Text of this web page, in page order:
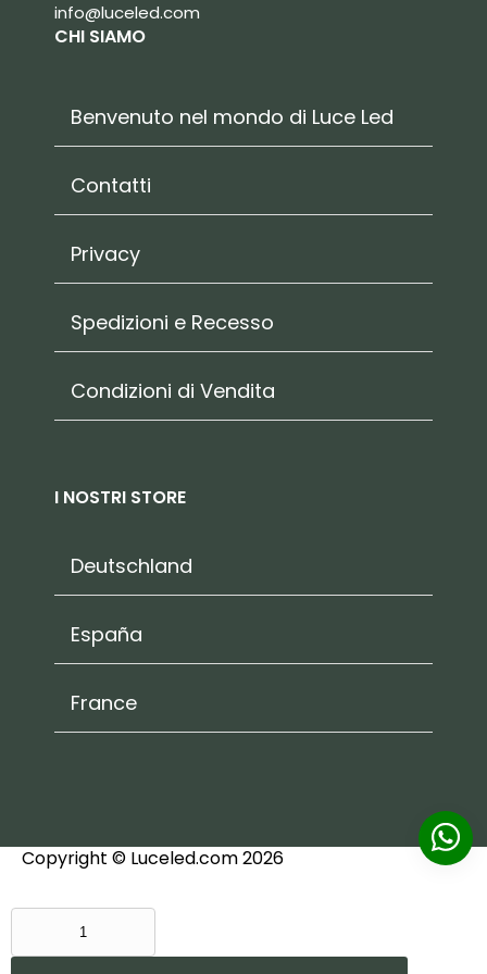
info@luceled.com
CHI SIAMO
Benvenuto nel mondo di Luce Led
Contatti
Privacy
Spedizioni e Recesso
Condizioni di Vendita
I NOSTRI STORE
Deutschland
España
France
Copyright © Luceled.com 2026